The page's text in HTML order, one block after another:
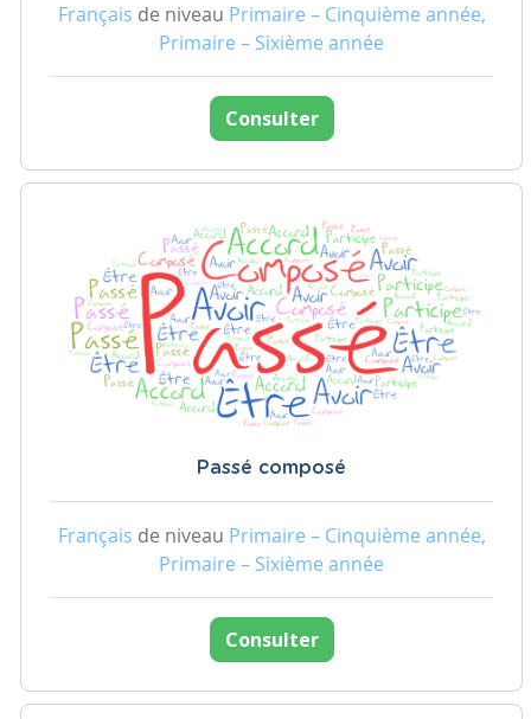
Français de niveau Primaire – Cinquième année,
Primaire – Sixième année
Consulter
Passé composé
Français de niveau Primaire – Cinquième année,
Primaire – Sixième année
Consulter